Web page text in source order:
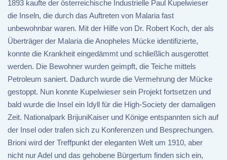
1893 kaufte der österreichische Industrielle Paul Kupelwieser
die Inseln, die durch das Auftreten von Malaria fast
unbewohnbar waren. Mit der Hilfe von Dr. Robert Koch, der als
Überträger der Malaria die Anopheles Mücke identifizierte,
konnte die Krankheit eingedämmt und schließlich ausgerottet
werden. Die Bewohner wurden geimpft, die Teiche mittels
Petroleum saniert. Dadurch wurde die Vermehrung der Mücke
gestoppt. Nun konnte Kupelwieser sein Projekt fortsetzen und
bald wurde die Insel ein Idyll für die High-Society der damaligen
Zeit. Nationalpark BrijuniKaiser und Könige entspannten sich auf
der Insel oder trafen sich zu Konferenzen und Besprechungen.
Brioni wird der Treffpunkt der eleganten Welt um 1910, aber
nicht nur Adel und das gehobene Bürgertum finden sich ein,